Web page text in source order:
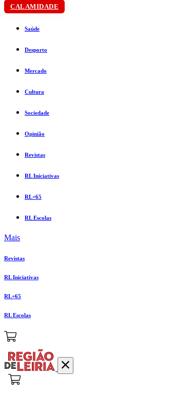
CALAMIDADE
Saúde
Desporto
Mercado
Cultura
Sociedade
Opinião
Revistas
RL Iniciativas
RL+65
RL Escolas
Mais
Revistas
RL Iniciativas
RL+65
RL Escolas